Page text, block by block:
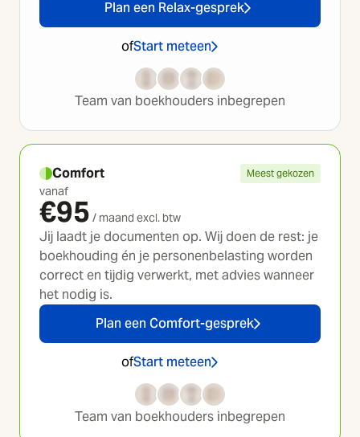
Plan een Relax-gesprek
ofStart meteen
Team van boekhouders inbegrepen
Comfort Meest gekozen
vanaf
€95 / maand excl. btw
Jij laadt je documenten op. Wij doen de rest: je
boekhouding én je personenbelasting worden
correct en tijdig verwerkt, met advies wanneer
het nodig is.
Plan een Comfort-gesprek
ofStart meteen
Team van boekhouders inbegrepen